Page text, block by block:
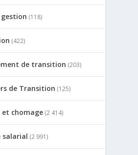
gestion (118)
(422)
de transition (203)
de Transition (125)
et chomage (2 414)
salarial (2 991)